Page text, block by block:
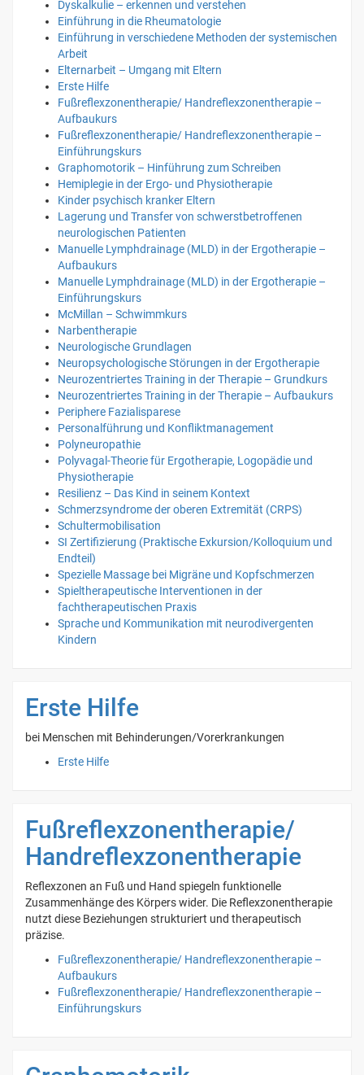
Dyskalkulie – erkennen und verstehen
Einführung in die Rheumatologie
Einführung in verschiedene Methoden der systemischen
Arbeit
Elternarbeit – Umgang mit Eltern
Erste Hilfe
Fußreflexzonentherapie/ Handreflexzonentherapie –
Aufbaukurs
Fußreflexzonentherapie/ Handreflexzonentherapie –
Einführungskurs
Graphomotorik – Hinführung zum Schreiben
Hemiplegie in der Ergo- und Physiotherapie
Kinder psychisch kranker Eltern
Lagerung und Transfer von schwerstbetroffenen
neurologischen Patienten
Manuelle Lymphdrainage (MLD) in der Ergotherapie –
Aufbaukurs
Manuelle Lymphdrainage (MLD) in der Ergotherapie –
Einführungskurs
McMillan – Schwimmkurs
Narbentherapie
Neurologische Grundlagen
Neuropsychologische Störungen in der Ergotherapie
Neurozentriertes Training in der Therapie – Grundkurs
Neurozentriertes Training in der Therapie – Aufbaukurs
Periphere Fazialisparese
Personalführung und Konfliktmanagement
Polyneuropathie
Polyvagal-Theorie für Ergotherapie, Logopädie und
Physiotherapie
Resilienz – Das Kind in seinem Kontext
Schmerzsyndrome der oberen Extremität (CRPS)
Schultermobilisation
SI Zertifizierung (Praktische Exkursion/Kolloquium und
Endteil)
Spezielle Massage bei Migräne und Kopfschmerzen
Spieltherapeutische Interventionen in der
fachtherapeutischen Praxis
Sprache und Kommunikation mit neurodivergenten
Kindern
Erste Hilfe
bei Menschen mit Behinderungen/Vorerkrankungen
Erste Hilfe
Fußreflexzonentherapie/
Handreflexzonentherapie
Reflexzonen an Fuß und Hand spiegeln funktionelle
Zusammenhänge des Körpers wider. Die Reflexzonentherapie
nutzt diese Beziehungen strukturiert und therapeutisch
präzise.
Fußreflexzonentherapie/ Handreflexzonentherapie –
Aufbaukurs
Fußreflexzonentherapie/ Handreflexzonentherapie –
Einführungskurs